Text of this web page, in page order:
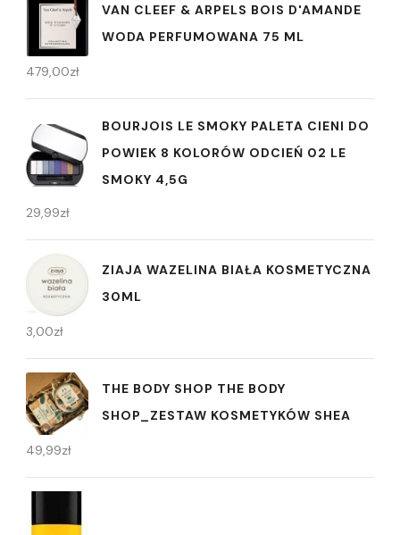
VAN CLEEF & ARPELS BOIS D'AMANDE
WODA PERFUMOWANA 75 ML
479,00zł
BOURJOIS LE SMOKY PALETA CIENI DO
POWIEK 8 KOLORÓW ODCIEŃ 02 LE
SMOKY 4,5G
29,99zł
ZIAJA WAZELINA BIAŁA KOSMETYCZNA
30ML
3,00zł
THE BODY SHOP THE BODY
SHOP_ZESTAW KOSMETYKÓW SHEA
49,99zł